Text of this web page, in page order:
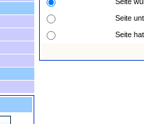
Seite
Seite